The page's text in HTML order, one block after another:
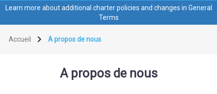
Learn more about additional charter policies and changes in General
Terms
Accueil A propos de nous
A propos de nous